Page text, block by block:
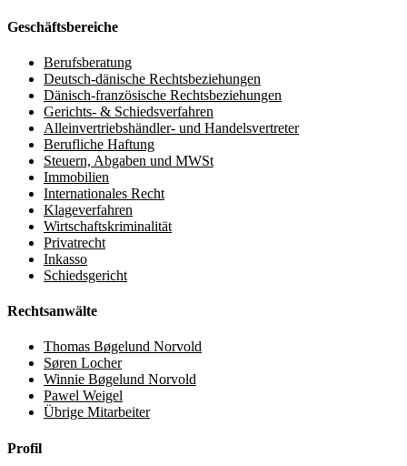
Geschäftsbereiche
Berufsberatung
Deutsch-dänische Rechtsbeziehungen
Dänisch-französische Rechtsbeziehungen
Gerichts- & Schiedsverfahren
Alleinvertriebshändler- und Handelsvertreter
Berufliche Haftung
Steuern, Abgaben und MWSt
Immobilien
Internationales Recht
Klageverfahren
Wirtschaftskriminalität
Privatrecht
Inkasso
Schiedsgericht
Rechtsanwälte
Thomas Bøgelund Norvold
Søren Locher
Winnie Bøgelund Norvold
Pawel Weigel
Übrige Mitarbeiter
Profil